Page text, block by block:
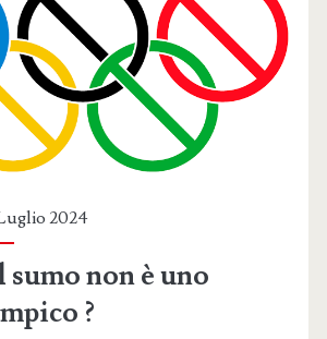
2024
sumo non è uno
?